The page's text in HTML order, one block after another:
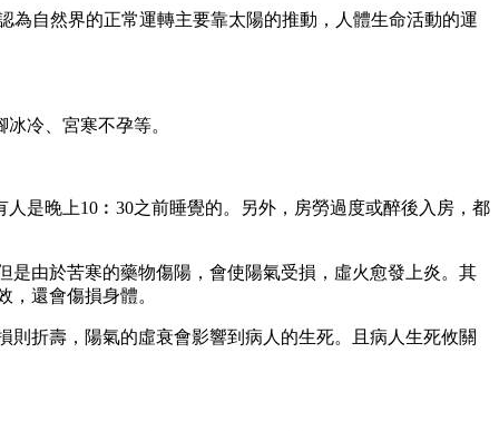
自然界的正常運轉主要靠太陽的推動，人體生命活動的運
冷、宮寒不孕等。
是晚上10︰30之前睡覺的。另外，房勞過度或醉後入房，都
由於苦寒的藥物傷陽，會使陽氣受損，虛火愈發上炎。其
還會傷損身體。
折壽，陽氣的虛衰會影響到病人的生死。且病人生死攸關